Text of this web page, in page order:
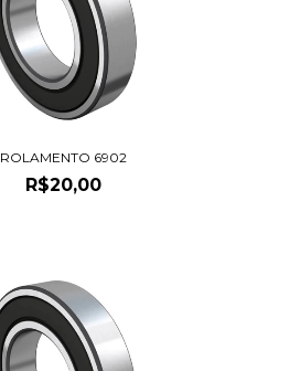
ROLAMENTO 6902
R$20,00